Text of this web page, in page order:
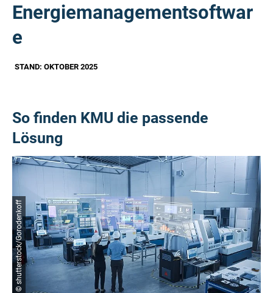
Energiemanagementsoftwar
e
STAND: OKTOBER 2025
So finden KMU die passende
Lösung
© shutterstock/Gorodenkoff